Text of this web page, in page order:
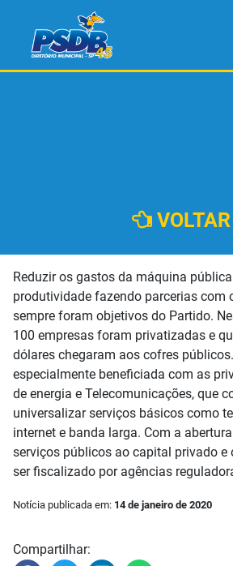
VOLTAR
Reduzir os gastos da máquina
produtividade fazendo parcerias com
sempre foram objetivos do Partido.
100 empresas foram privatizadas e
dólares chegaram aos cofres
especialmente beneficiada com as
de energia e Telecomunicações, que
universalizar serviços básicos como
internet e banda larga. Com a
serviços públicos ao capital privado e
ser fiscalizado por agências
Notícia publicada em: 14 de janeiro de 2020
Compartilhar: